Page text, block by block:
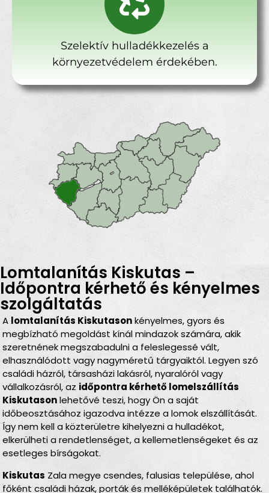
Szelektív hulladékkezelés a
környezetvédelem érdekében.
Lomtalanítás Kiskutas –
Időpontra kérhető és kényelmes
szolgáltatás
A lomtalanítás Kiskutasonkényelmes, gyors és
megbízható megoldást kínál mindazok számára, akik
szeretnének megszabadulni a feleslegessé vált,
elhasználódott vagy nagyméretű tárgyaiktól. Legyen szó
családi házról, társasházi lakásról, nyaralóról vagy
vállalkozásról, az időpontra kérhető lomelszállítás
Kiskutasonlehetővé teszi, hogy Ön a saját
időbeosztásához igazodva intézze a lomok elszállítását.
Így nem kell a közterületre kihelyezni a hulladékot,
elkerülheti a rendetlenséget, a kellemetlenségeket és az
esetleges bírságokat.
Kiskutas Zala megye csendes, falusias települése, ahol
főként családi házak, porták és melléképületek találhatók.